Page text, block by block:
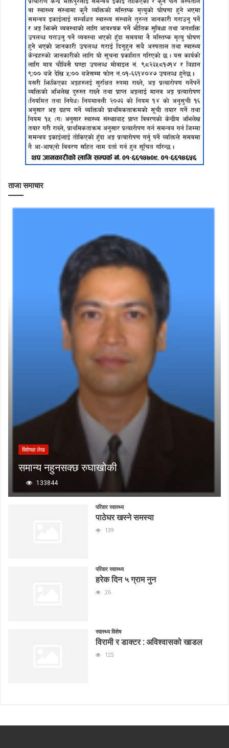
ताजा समाचार
बिशेषज्ञ लेख
समान्य नहुनसक्छ रुघाखोकी
133844
परिवार स्वास्थ्य
पाठेघर खस्ने समस्या
139
परिवार स्वास्थ्य
हरेक दिन ५ ग्राम नुन
26
स्वास्थ्य विशेष
विरामी र डाक्टर : अविश्वासको खाडल
125